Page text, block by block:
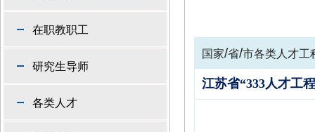
在职教职工
研究生导师
各类人才
国家/省/市各类人才工
江苏省“333人才工